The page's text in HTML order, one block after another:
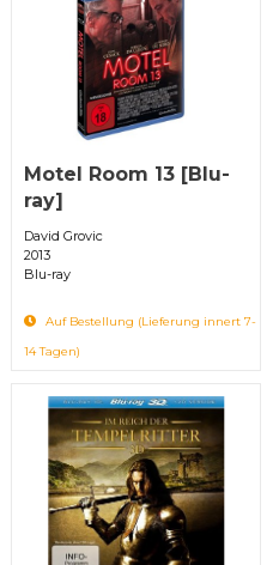
Motel Room 13 [Blu-
ray]
David Grovic
2013
Blu-ray
Auf Bestellung (Lieferung innert 7-
14 Tagen)